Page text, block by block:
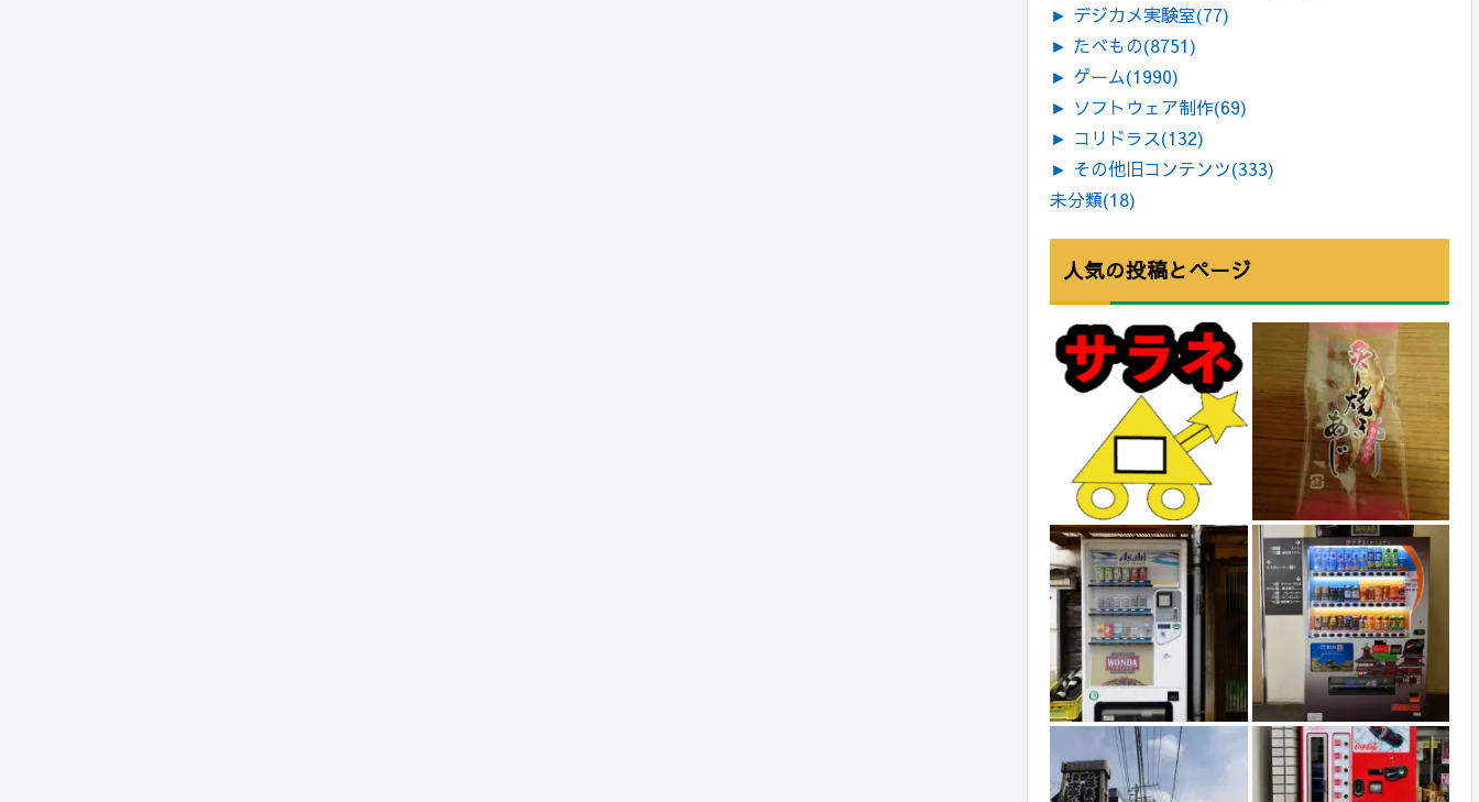
► デジカメ実験室(77)
► たべもの(8751)
► ゲーム(1990)
► ソフトウェア制作(69)
► コリドラス(132)
► その他旧コンテンツ(333)
未分類(18)
人気の投稿とページ